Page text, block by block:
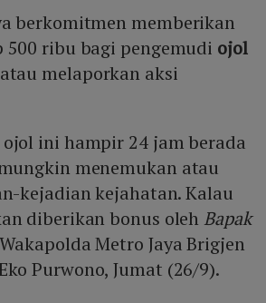
berkomitmen memberikan
500 ribu bagi pengemudi ojol
melaporkan aksi
ini hampir 24 jam berada
menemukan atau
kejadian kejahatan. Kalau
diberikan bonus oleh Bapak
Metro Jaya Brigjen
Purwono, Jumat (26/9).